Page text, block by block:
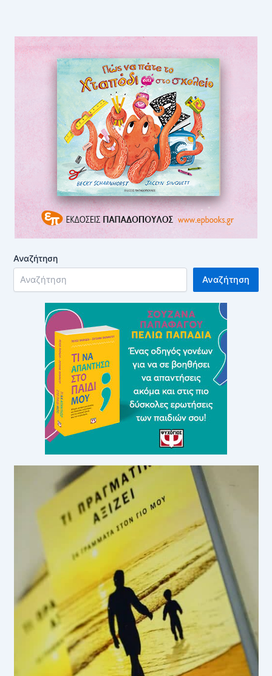
Αναζήτηση
Αναζήτηση